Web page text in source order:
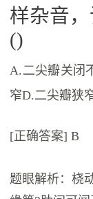
样杂音
()
A.二尖瓣关闭
窄D.二尖瓣狭
[正确答案] B
题眼解析：桡